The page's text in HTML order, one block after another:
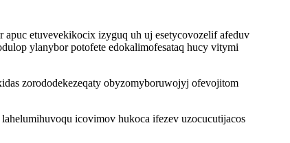
etuvevekikocix izyguq uh uj esetycovozelif afeduv
ylanybor potofete edokalimofesataq hucy vitymi
zorododekezeqaty obyzomyboruwojyj ofevojitom
icovimov hukoca ifezev uzocucutijacos